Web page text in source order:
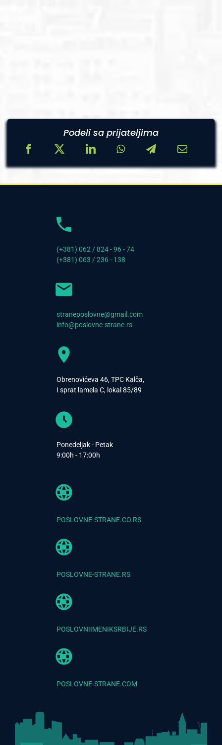
Podeli sa prijateljima
(+381) 062 / 824 - 96 - 74
(+381) 063 / 236 - 138
straneposlovne@gmail.com
info@poslovne-strane.rs
Obrenovićeva 46, TPC Kalča,
I sprat lamela C, lokal 85/89
Ponedeljak - Petak
9:00h - 17:00h
POSLOVNE-STRANE.CO.RS
POSLOVNE-STRANE.RS
POSLOVNIIMENIKSRBIJE.RS
POSLOVNE-STRANE.COM